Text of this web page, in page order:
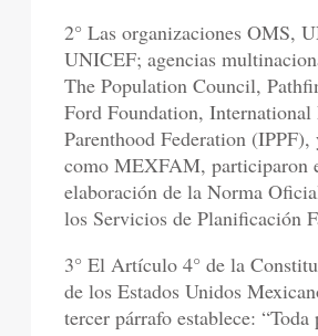
2° Las organizaciones OMS,
UNICEF; agencias
The Population Council,
Ford Foundation, International
Parenthood Federation
como MEXFAM, participaron
elaboración de la Norma
los Servicios de Planificación
3° El Artículo 4° de la
de los Estados Unidos
tercer párrafo establece: “Toda